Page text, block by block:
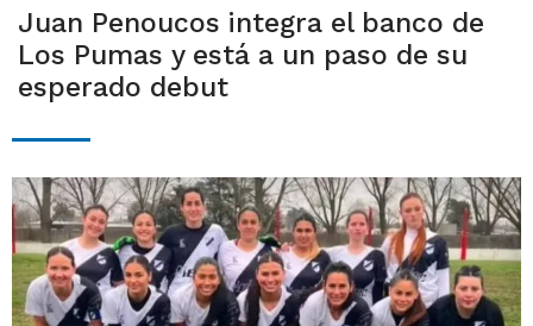
Juan Penoucos integra el banco de
Los Pumas y está a un paso de su
esperado debut